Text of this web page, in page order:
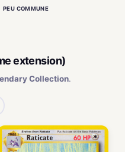
PEU COMMUNE
extension)
Collection.